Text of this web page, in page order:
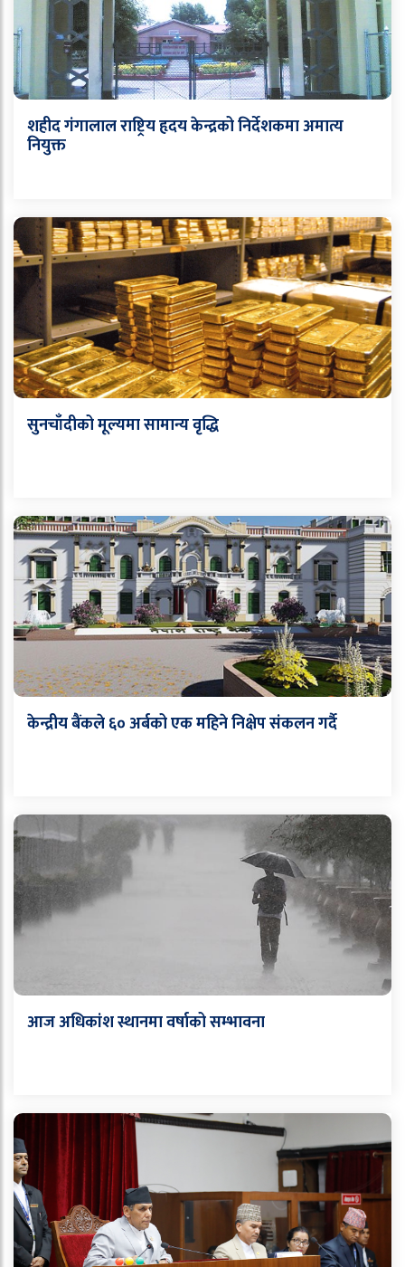
शहीद गंगालाल राष्ट्रिय हृदय केन्द्रको निर्देशकमा अमात्य
नियुक्त
सुनचाँदीको मूल्यमा सामान्य वृद्धि
केन्द्रीय बैंकले ६० अर्बको एक महिने निक्षेप संकलन गर्दै
आज अधिकांश स्थानमा वर्षाको सम्भावना